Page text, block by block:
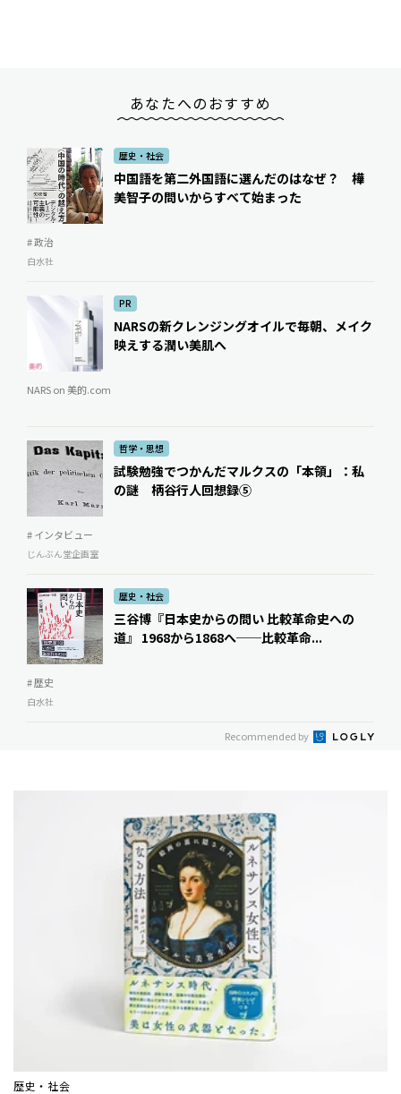
あなたへのおすすめ
歴史・社会
中国語を第二外国語に選んだのはなぜ？ 樺
美智子の問いからすべて始まった
# 政治
白水社
PR
NARSの新クレンジングオイルで毎朝、メイク
映えする潤い美肌へ
NARS on 美的.com
哲学・思想
試験勉強でつかんだマルクスの「本領」：私
の謎 柄谷行人回想録⑤
# インタビュー
じんぶん堂企画室
歴史・社会
三谷博『日本史からの問い 比較革命史への
道』 1968から1868へ──比較革命...
# 歴史
白水社
Recommended by
歴史・社会